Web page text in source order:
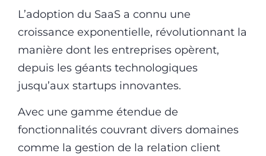
L’adoption du SaaS a connu une
croissance exponentielle, révolutionnant la
manière dont les entreprises opèrent,
depuis les géants technologiques
jusqu’aux startups innovantes.
Avec une gamme étendue de
fonctionnalités couvrant divers domaines
comme la gestion de la relation client